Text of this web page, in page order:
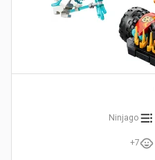
Ninjago
7+